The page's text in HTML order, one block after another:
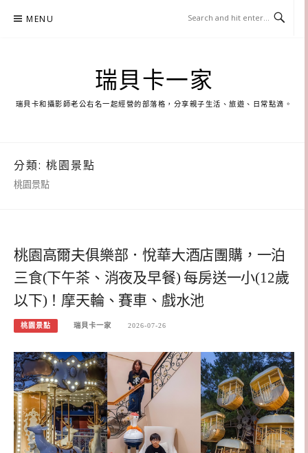
MENU
瑞貝卡一家
瑞貝卡和攝影師老公右名一起經營的部落格，分享親子生活、旅遊、日常點滴。
分類: 桃園景點
桃園景點
桃園高爾夫俱樂部．悅華大酒店團購，一泊
三食(下午茶、消夜及早餐) 每房送一小(12歲
以下)！摩天輪、賽車、戲水池
桃園景點 瑞貝卡一家 2026-07-26